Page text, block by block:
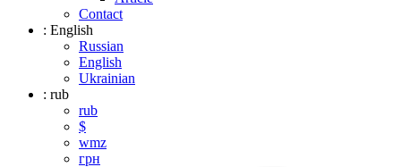
Contact
: English
Russian
English
Ukrainian
: rub
rub
$
wmz
грн